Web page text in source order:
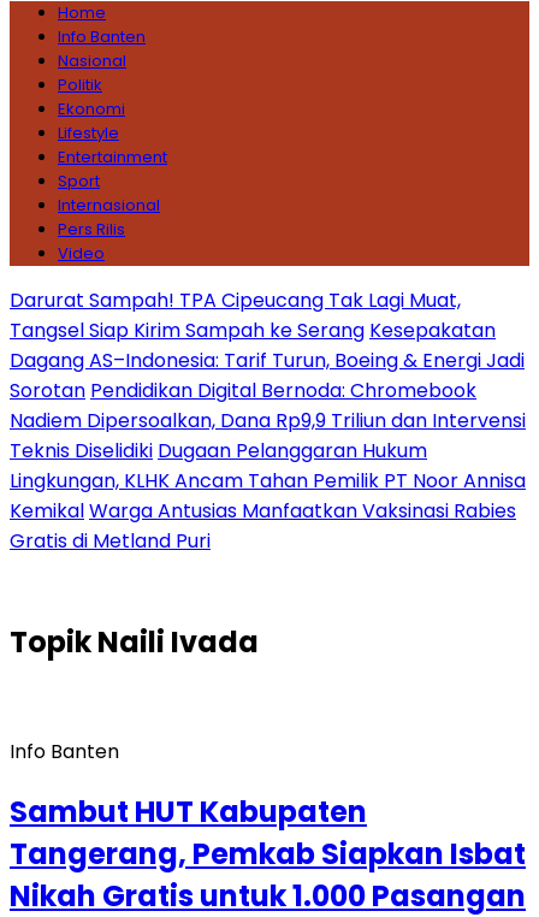
Home
Info Banten
Nasional
Politik
Ekonomi
Lifestyle
Entertainment
Sport
Internasional
Pers Rilis
Video
Darurat Sampah! TPA Cipeucang Tak Lagi Muat,
Tangsel Siap Kirim Sampah ke Serang Kesepakatan
Dagang AS–Indonesia: Tarif Turun, Boeing & Energi Jadi
Sorotan Pendidikan Digital Bernoda: Chromebook
Nadiem Dipersoalkan, Dana Rp9,9 Triliun dan Intervensi
Teknis Diselidiki Dugaan Pelanggaran Hukum
Lingkungan, KLHK Ancam Tahan Pemilik PT Noor Annisa
KemikalWarga Antusias Manfaatkan Vaksinasi Rabies
Gratis di Metland Puri
TopikNaili Ivada
Info Banten
Sambut HUT Kabupaten
Tangerang, Pemkab Siapkan Isbat
Nikah Gratis untuk 1.000 Pasangan